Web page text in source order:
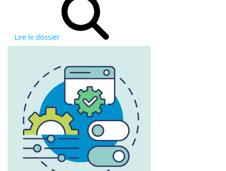
Lire le dossier